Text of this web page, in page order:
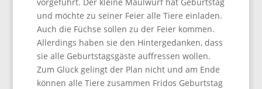
und möchte zu seiner Feier alle Tiere einladen.
Auch die Füchse sollen zu der Feier kommen.
Allerdings haben sie den Hintergedanken, dass
sie alle Geburtstagsgäste auffressen wollen.
Zum Glück gelingt der Plan nicht und am Ende
können alle Tiere zusammen Fridos Geburtstag